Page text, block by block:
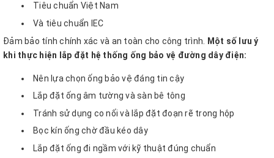
Tiêu chuẩn Việt Nam
Và tiêu chuẩn IEC
Đảm bảo tính chính xác và an toàn cho công trình.
Một số lưu ý
khi thực hiện lắp đặt hệ thống ống bảo vệ đường dây điện:
Nên lựa chọn ống bảo vệ đáng tin cậy
Lắp đặt ống âm tường và sàn bê tông
Tránh sử dụng co nối và lắp đặt đoạn rẽ trong hộp
Bọc kín ống chờ đầu kéo dây
Lắp đặt ống đi ngầm với kỹ thuật đúng chuẩn